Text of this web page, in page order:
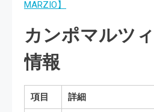
MARZIO】
カンポマルツ
情報
項目 詳細